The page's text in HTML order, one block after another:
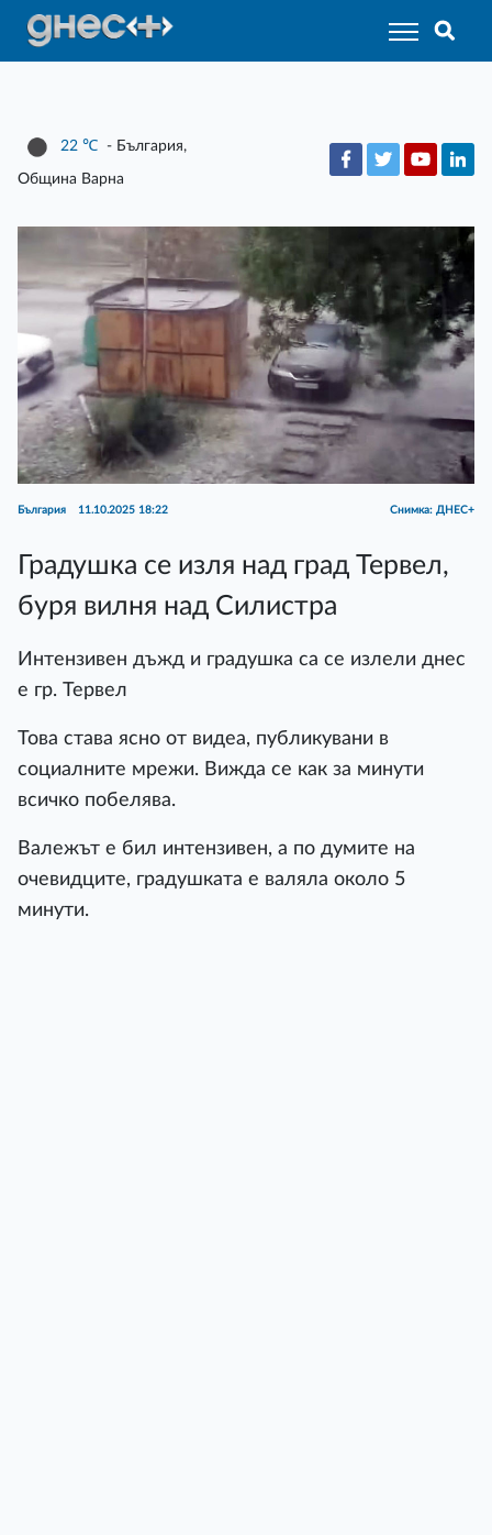
22 ℃ - България,
Община Варна
България 11.10.2025 18:22 Снимка: ДНЕС+
Градушка се изля над град Тервел,
буря вилня над Силистра
Интензивен дъжд и градушка са се излели днес
е гр. Тервел
Това става ясно от видеа, публикувани в
социалните мрежи. Вижда се как за минути
всичко побелява.
Валежът е бил интензивен, а по думите на
очевидците, градушката е валяла около 5
минути.